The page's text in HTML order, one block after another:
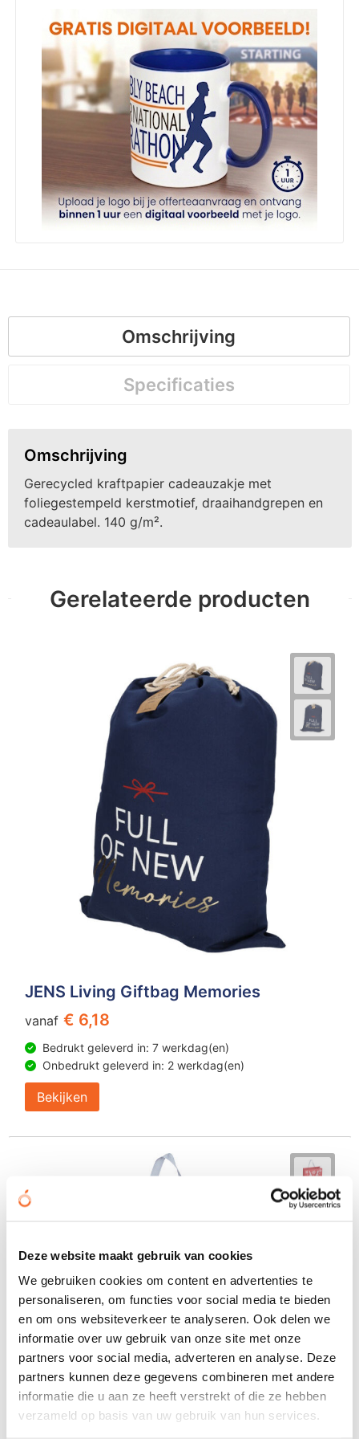
Deze website maakt gebruik van cookies
We gebruiken cookies om content en advertenties te
personaliseren, om functies voor social media te bieden
en om ons websiteverkeer te analyseren. Ook delen we
informatie over uw gebruik van onze site met onze
partners voor social media, adverteren en analyse. Deze
partners kunnen deze gegevens combineren met andere
informatie die u aan ze heeft verstrekt of die ze hebben
verzameld op basis van uw gebruik van hun services.
Omschrijving
Specificaties
Omschrijving
Gerecycled kraftpapier cadeauzakje met
foliegestempeld kerstmotief, draaihandgrepen en
cadeaulabel. 140 g/m².
Gerelateerde producten
JENS Living Giftbag Memories
vanaf € 6,18
Bedrukt geleverd in: 7 werkdag(en)
Onbedrukt geleverd in: 2 werkdag(en)
Bekijken